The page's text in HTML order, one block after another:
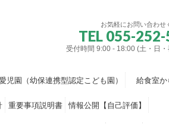
お気軽にお問い合わせ
TEL 055-
受付時間 9:00 - 18:00 (土・日
児園（幼保連携型認定こども園） 給食室か
重要事項説明書 情報公開【自己評価】